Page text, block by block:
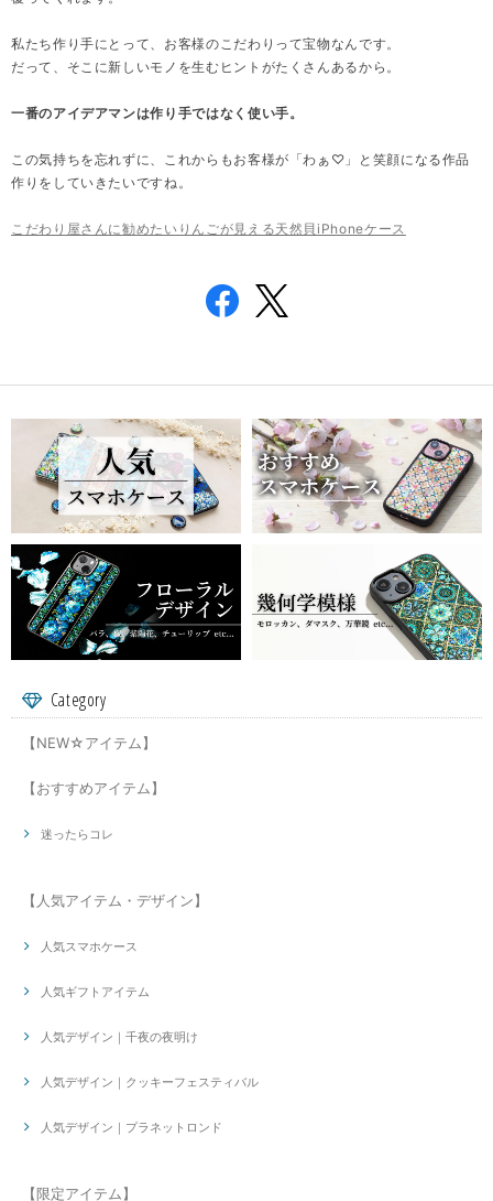
私たち作り手にとって、お客様のこだわりって宝物なんです。
だって、そこに新しいモノを生むヒントがたくさんあるから。
一番のアイデアマンは作り手ではなく使い手。
この気持ちを忘れずに、これからもお客様が「わぁ♡」と笑顔になる作品
作りをしていきたいですね。
こだわり屋さんに勧めたいりんごが見える天然貝iPhoneケース
Category
【NEW☆アイテム】
【おすすめアイテム】
迷ったらコレ
【人気アイテム・デザイン】
人気スマホケース
人気ギフトアイテム
人気デザイン｜千夜の夜明け
人気デザイン｜クッキーフェスティバル
人気デザイン｜プラネットロンド
【限定アイテム】